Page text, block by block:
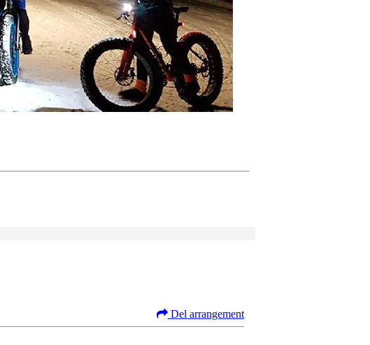
Del arrangement